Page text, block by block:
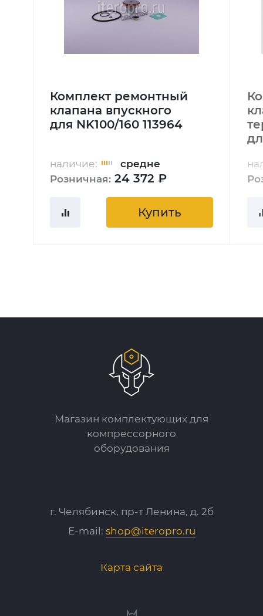
Комплект ремонтный
клапана впускного
для NK100/160 113964
наличие:
средне
Розничная: 24 372 ₽
Купить
Магазин комплектующих для
компрессорного
оборудования
г. Челябинск, пр-т Ленина, д. 2б
E-mail: shop@iteropro.ru
Карта сайта